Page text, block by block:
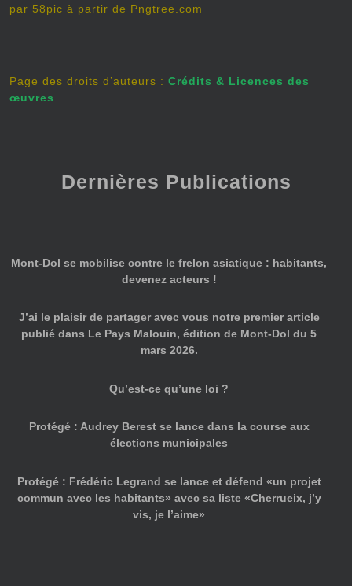
par 58pic à partir de Pngtree.com
Page des droits d’auteurs : Crédits & Licences des
œuvres
Dernières Publications
Mont-Dol se mobilise contre le frelon asiatique : habitants,
devenez acteurs !
J’ai le plaisir de partager avec vous notre premier article
publié dans Le Pays Malouin, édition de Mont-Dol du 5
mars 2026.
Qu’est-ce qu’une loi ?
Protégé : Audrey Berest se lance dans la course aux
élections municipales
Protégé : Frédéric Legrand se lance et défend «un projet
commun avec les habitants» avec sa liste «Cherrueix, j’y
vis, je l’aime»